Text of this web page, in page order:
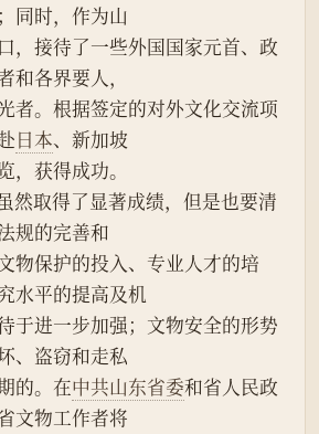
同时，作为山
，接待了一些外国国家元首、政
和各界要人，
者。根据签定的对外文化交流项
日本、新加坡
，获得成功。
规的完善和
物保护的投入、专业人才的培
水平的提高及机
于进一步加强；文物安全的形势
、盗窃和走私
的。在中共山东省委和省人民政
文物工作者将